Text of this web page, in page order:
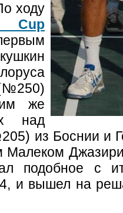
ходу
Cup
же
над
из Боснии и
Малеком
подобное с
и вышел на